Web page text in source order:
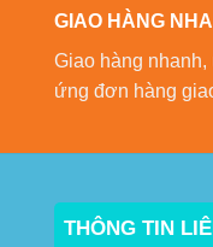
GIAO HÀNG
Giao hàng
ứng đơn hàng
THÔNG TIN